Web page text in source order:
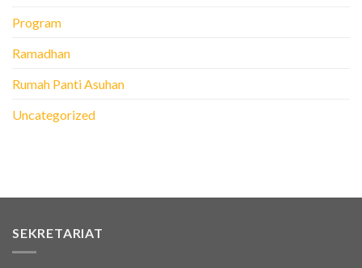
Program
Ramadhan
Rumah Panti Asuhan
Uncategorized
SEKRETARIAT